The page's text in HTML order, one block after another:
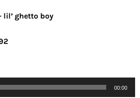
lil’ ghetto boy
00:00